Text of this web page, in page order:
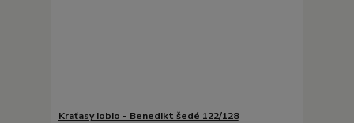
Kraťasy Iobio - Benedikt šedé 122/128